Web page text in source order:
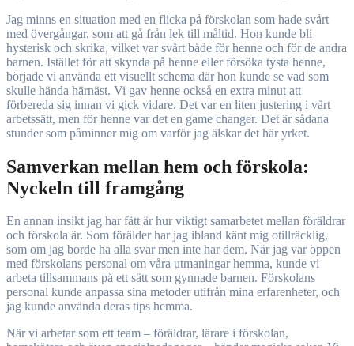
Jag minns en situation med en flicka på förskolan som hade svårt
med övergångar, som att gå från lek till måltid. Hon kunde bli
hysterisk och skrika, vilket var svårt både för henne och för de andra
barnen. Istället för att skynda på henne eller försöka tysta henne,
började vi använda ett visuellt schema där hon kunde se vad som
skulle hända härnäst. Vi gav henne också en extra minut att
förbereda sig innan vi gick vidare. Det var en liten justering i vårt
arbetssätt, men för henne var det en game changer. Det är sådana
stunder som påminner mig om varför jag älskar det här yrket.
Samverkan mellan hem och förskola:
Nyckeln till framgång
En annan insikt jag har fått är hur viktigt samarbetet mellan föräldrar
och förskola är. Som förälder har jag ibland känt mig otillräcklig,
som om jag borde ha alla svar men inte har dem. När jag var öppen
med förskolans personal om våra utmaningar hemma, kunde vi
arbeta tillsammans på ett sätt som gynnade barnen. Förskolans
personal kunde anpassa sina metoder utifrån mina erfarenheter, och
jag kunde använda deras tips hemma.
När vi arbetar som ett team – föräldrar, lärare i förskolan,